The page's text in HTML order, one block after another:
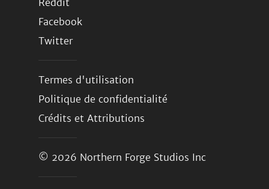
Reddit
Facebook
Twitter
Termes d'utilisation
Politique de confidentialité
Crédits et Attributions
© 2026 Northern Forge Studios Inc